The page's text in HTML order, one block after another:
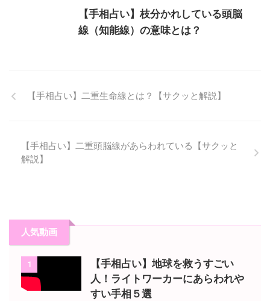
【手相占い】枝分かれしている頭脳
線（知能線）の意味とは？
【手相占い】二重生命線とは？【サクッと解説】
【手相占い】二重頭脳線があらわれている【サクッと
解説】
人気動画
1
【手相占い】地球を救うすごい
人！ライトワーカーにあらわれや
すい手相５選